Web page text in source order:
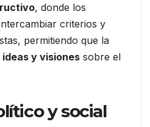
, donde los
criterios y
permitiendo que la
y visiones sobre el
y social